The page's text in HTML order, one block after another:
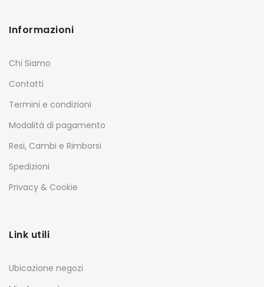
Informazioni
Chi Siamo
Contatti
Termini e condizioni
Modalità di pagamento
Resi, Cambi e Rimborsi
Spedizioni
Privacy & Cookie
Link utili
Ubicazione negozi